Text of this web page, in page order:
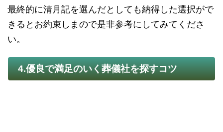
最終的に清月記を選んだとしても納得した選択がで
きるとお約束しまので是非参考にしてみてくださ
い。
4.優良で満足のいく葬儀社を探すコツ